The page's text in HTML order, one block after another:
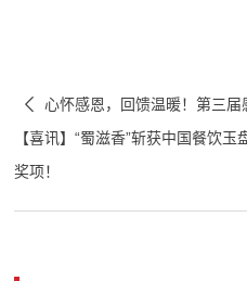
心怀感恩，回馈温暖！第三届
【喜讯】“蜀滋香”斩获中国餐饮
奖项！